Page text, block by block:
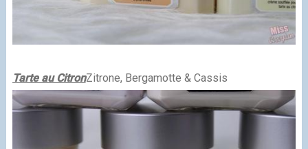
Tarte au CitronZitrone, Bergamotte & Cassis